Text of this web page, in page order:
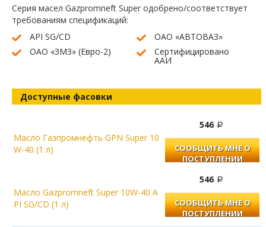
Серия масел Gazpromneft Super одобрено/соответствует
требованиям спецификаций:
API SG/CD
ОАО «АВТОВАЗ»
ОАО «ЗМЗ» (Евро-2)
Сертифицировано
ААИ
Доступные фасовки
Масло Газпромнефть GPN Super 10
W-40 (1 л)
546
СООБЩИТЬ МНЕ О
ПОСТУПЛЕНИИ
Масло Gazpromneft Super 10W-40 A
PI SG/CD (1 л)
546
СООБЩИТЬ МНЕ О
ПОСТУПЛЕНИИ